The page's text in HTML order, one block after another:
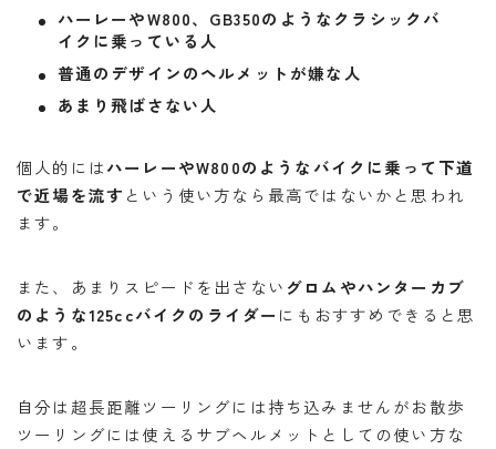
ハーレーやW800、GB350のようなクラシックバ
イクに乗っている人
普通のデザインのヘルメットが嫌な人
あまり飛ばさない人
個人的にはハーレーやW800のようなバイクに乗って下道
で近場を流す という使い方なら最高ではないかと思われ
ます。
また、あまりスピードを出さない グロムやハンターカブ
のような125ccバイクのライダー にもおすすめできると思
います。
自分は超長距離ツーリングには持ち込みませんがお散歩
ツーリングには使えるサブヘルメットとしての使い方な